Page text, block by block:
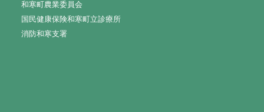
和寒町農業委員会
国民健康保険和寒町立診療所
消防和寒支署